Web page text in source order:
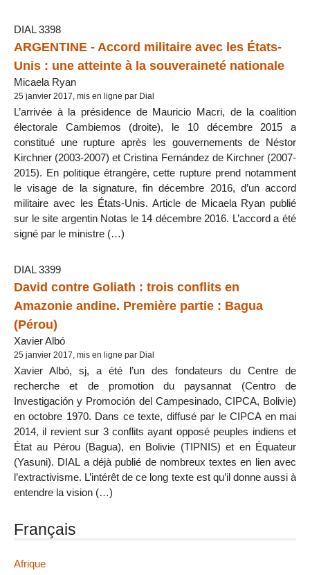
DIAL 3398
ARGENTINE - Accord militaire avec les États-
Unis : une atteinte à la souveraineté nationale
Micaela Ryan
25 janvier 2017, mis en ligne par Dial
L’arrivée à la présidence de Mauricio Macri, de la coalition
électorale Cambiemos (droite), le 10 décembre 2015 a
constitué une rupture après les gouvernements de Néstor
Kirchner (2003-2007) et Cristina Fernández de Kirchner (2007-
2015). En politique étrangère, cette rupture prend notamment
le visage de la signature, fin décembre 2016, d’un accord
militaire avec les États-Unis. Article de Micaela Ryan publié
sur le site argentin Notas le 14 décembre 2016. L’accord a été
signé par le ministre (…)
DIAL 3399
David contre Goliath : trois conflits en
Amazonie andine. Première partie : Bagua
(Pérou)
Xavier Albó
25 janvier 2017, mis en ligne par Dial
Xavier Albó, sj, a été l’un des fondateurs du Centre de
recherche et de promotion du paysannat (Centro de
Investigación y Promoción del Campesinado, CIPCA, Bolivie)
en octobre 1970. Dans ce texte, diffusé par le CIPCA en mai
2014, il revient sur 3 conflits ayant opposé peuples indiens et
État au Pérou (Bagua), en Bolivie (TIPNIS) et en Équateur
(Yasuni). DIAL a déjà publié de nombreux textes en lien avec
l’extractivisme. L’intérêt de ce long texte est qu’il donne aussi à
entendre la vision (…)
Français
Afrique